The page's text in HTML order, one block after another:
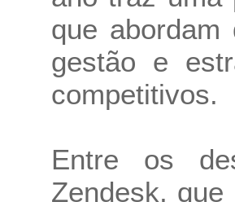
que
gestão e
competitivos.
Entre os
Zendesk,